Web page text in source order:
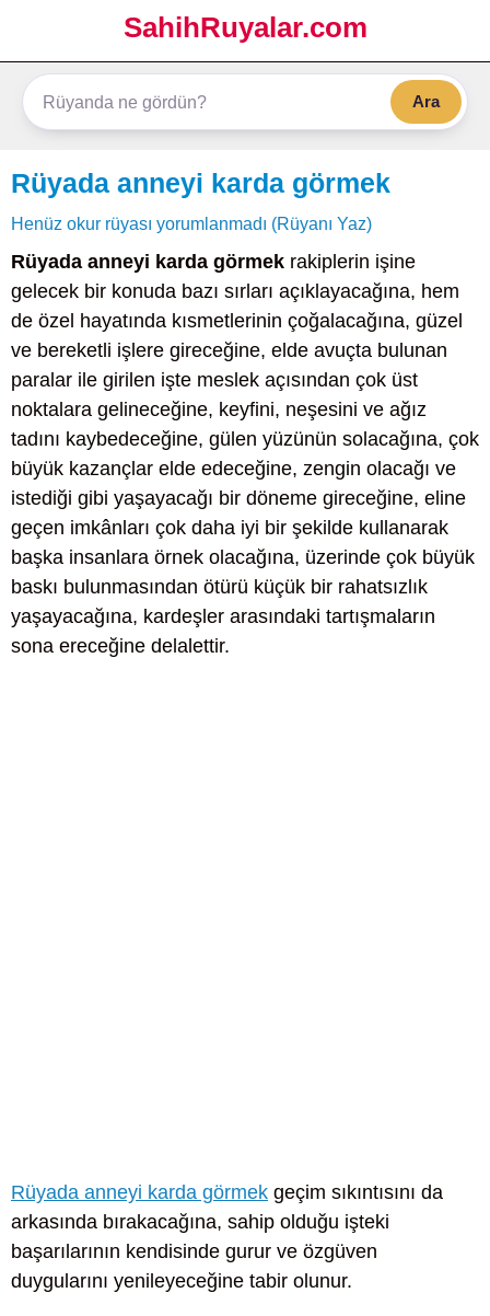
SahihRuyalar.com
Ara
Rüyada anneyi karda görmek
Henüz okur rüyası yorumlanmadı (Rüyanı Yaz)
Rüyada anneyi karda görmek rakiplerin işine
gelecek bir konuda bazı sırları açıklayacağına, hem
de özel hayatında kısmetlerinin çoğalacağına, güzel
ve bereketli işlere gireceğine, elde avuçta bulunan
paralar ile girilen işte meslek açısından çok üst
noktalara gelineceğine, keyfini, neşesini ve ağız
tadını kaybedeceğine, gülen yüzünün solacağına, çok
büyük kazançlar elde edeceğine, zengin olacağı ve
istediği gibi yaşayacağı bir döneme gireceğine, eline
geçen imkânları çok daha iyi bir şekilde kullanarak
başka insanlara örnek olacağına, üzerinde çok büyük
baskı bulunmasından ötürü küçük bir rahatsızlık
yaşayacağına, kardeşler arasındaki tartışmaların
sona ereceğine delalettir.
Rüyada anneyi karda görmek geçim sıkıntısını da
arkasında bırakacağına, sahip olduğu işteki
başarılarının kendisinde gurur ve özgüven
duygularını yenileyeceğine tabir olunur.